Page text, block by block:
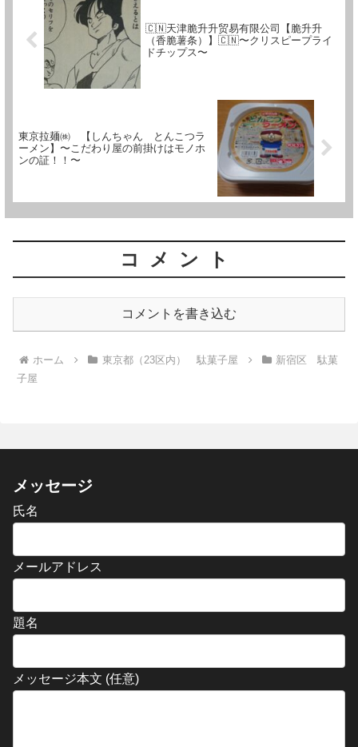
🇨🇳天津脆升升贸易有限公司【脆升升
（香脆薯条）】🇨🇳〜クリスピープライ
ドチップス〜
東京拉麺㈱ 【しんちゃん とんこつラ
ーメン】〜こだわり屋の前掛けはモノホ
ンの証！！〜
コメント
コメントを書き込む
ホーム 東京都（23区内） 駄菓子屋
新宿区 駄菓
子屋
メッセージ
氏名
メールアドレス
題名
メッセージ本文 (任意)